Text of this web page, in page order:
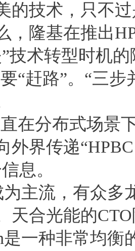
的技术，只不
，隆基在推出
技术转型时机
“赶路”。“三
在分布式场景
外界传递
息。
为主流，有众
天合光能的
是一种非常均衡